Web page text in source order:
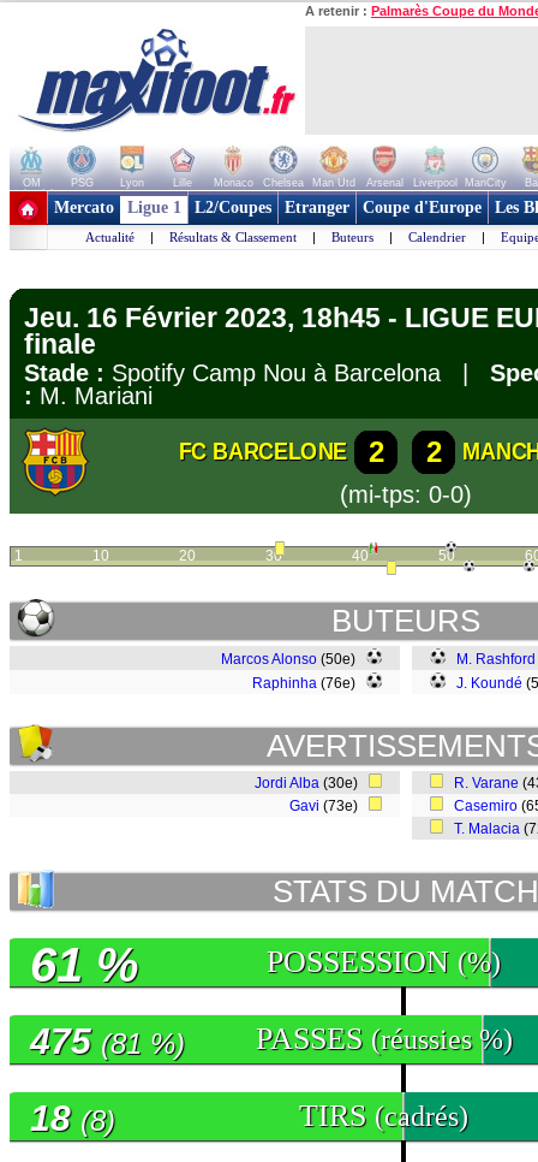
A retenir : Palmarès Coupe du
OM PSG Lyon Lille Monaco Chelsea Man Utd Arsenal Liverpool ManCity
+ de clubs
Mercato Ligue 1 L2/Coupes Etranger Coupe d'Europe Les
Actualité | Résultats & Classement | Buteurs | Calendrier |
Jeu. 16 Février 2023, 18h45 - LIGUE
finale
Stade : Spotify Camp Nou à Barcelona |
: M. Mariani
FC BARCELONE 2 2
(mi-tps: 0-0)
1 10 20 30 40 50
BUTEURS
Marcos Alonso (50e)
Raphinha (76e)
M. Rashford
J. Koundé
Jordi Alba (30e)
Gavi (73e)
R. Varane
Casemiro
T. Malacia
STATS DU MATCH
POSSESSION (%)
61 %
PASSES (réussies %)
475 (81 %)
TIRS (cadrés)
18 (8)